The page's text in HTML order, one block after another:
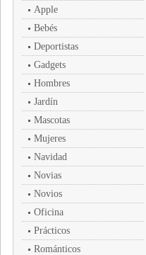
Apple
Bebés
Deportistas
Gadgets
Hombres
Jardín
Mascotas
Mujeres
Navidad
Novias
Novios
Oficina
Prácticos
Románticos